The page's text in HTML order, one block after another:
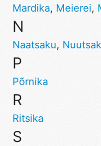
Mardika, Meierei,
N
Naatsaku,
P
Põrnika
R
Ritsika
S